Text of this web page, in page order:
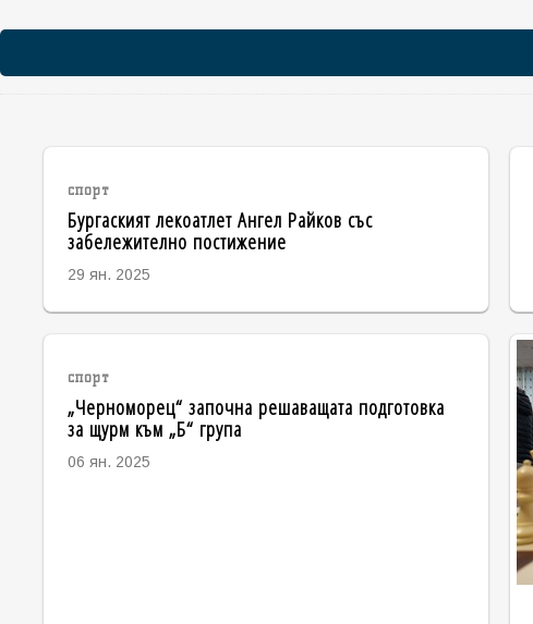
спорт
Бургаският лекоатлет Ангел Райков със
забележително постижение
29 ян. 2025
спорт
„Черноморец“ започна решаващата подготовка
за щурм към „Б“ група
06 ян. 2025